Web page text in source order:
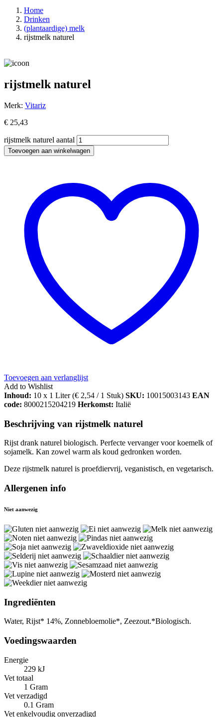
Home
Drinken
(plantaardige) melk
rijstmelk naturel
rijstmelk naturel
Merk: Vitariz
€ 25,43
rijstmelk naturel aantal
Toevoegen aan winkelwagen
Toevoegen aan verlanglijst
Add to Wishlist
Inhoud: 10 x 1 Liter (€ 2,54 / 1 Stuk) SKU: 10015003143 EAN
code: 8000215204219 Herkomst: Italië
Beschrijving van rijstmelk naturel
Rijst drank naturel biologisch. Perfecte vervanger voor koemelk of
sojamelk. Kan zowel warm als koud gedronken worden.
Deze rijstmelk naturel is proefdiervrij, veganistisch, en vegetarisch.
Allergenen info
Niet aanwezig
Ingrediënten
Water, Rijst* 14%, Zonnebloemolie*, Zeezout.*Biologisch.
Voedingswaarden
Energie
229 kJ
Vet totaal
1 Gram
Vet verzadigd
0.1 Gram
Vet enkelvoudig onverzadigd